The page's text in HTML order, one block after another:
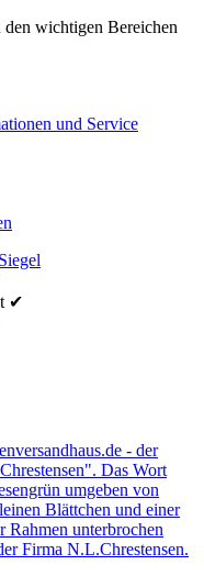
wichtigen Bereichen
und Service
✔